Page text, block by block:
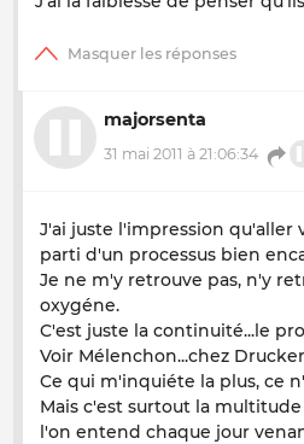
majorsenta
31 mai 2011 à 21:06:34
J'ai juste l'impression qu'aller
parti d'un processus bien
Je ne m'y retrouve pas, n'y
oxygéne.
C'est juste la continuité...le
Voir Mélenchon...chez
Ce qui m'inquiéte la plus, ce
Mais c'est surtout la
l'on entend chaque jour